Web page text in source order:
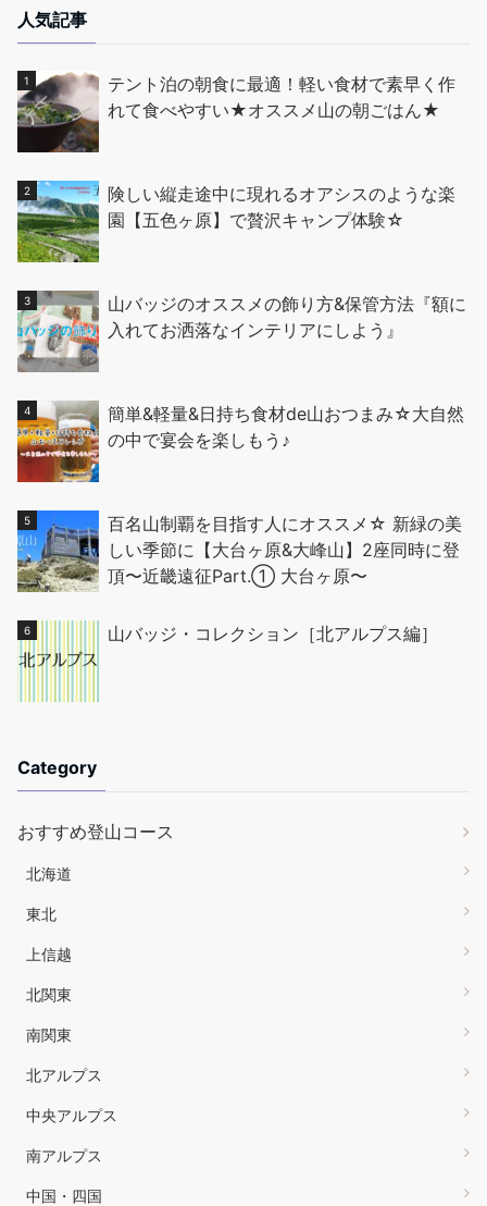
人気記事
テント泊の朝食に最適！軽い食材で素早く作
れて食べやすい★オススメ山の朝ごはん★
険しい縦走途中に現れるオアシスのような楽
園【五色ヶ原】で贅沢キャンプ体験☆
山バッジのオススメの飾り方&保管方法『額に
入れてお洒落なインテリアにしよう』
簡単&軽量&日持ち食材de山おつまみ☆大自然
の中で宴会を楽しもう♪
百名山制覇を目指す人にオススメ☆ 新緑の美
しい季節に【大台ヶ原&大峰山】2座同時に登
頂〜近畿遠征Part.① 大台ヶ原〜
山バッジ・コレクション［北アルプス編］
Category
おすすめ登山コース
北海道
東北
上信越
北関東
南関東
北アルプス
中央アルプス
南アルプス
中国・四国